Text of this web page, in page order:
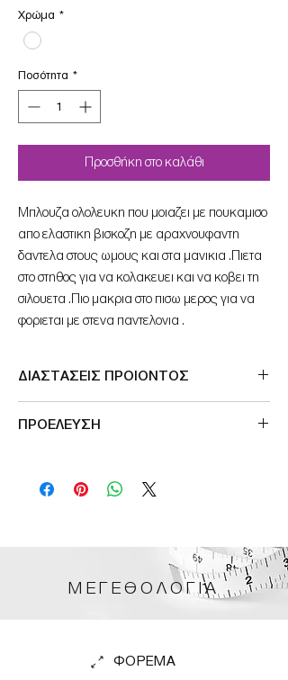
Χρώμα *
Ποσότητα *
Προσθήκη στο καλάθι
Mπλουζα ολολευκη που μοιαζει με πουκαμισο
απο ελαστικη βισκοζη με αραχνουφαντη
δαντελα στους ωμους και στα μανικια .Πιετα
στο στηθος για να κολακευει και να κοβει τη
σιλουετα .Πιο μακρια στο πισω μερος για να
φοριεται με στενα παντελονια .
ΔΙΑΣΤΑΣΕΙΣ ΠΡΟΙΟΝΤΟΣ
ΠΡΟΕΛΕΥΣΗ
ΜΕΓΕΘΟΛΟΓΙΑ
ΦΟΡΕΜΑ